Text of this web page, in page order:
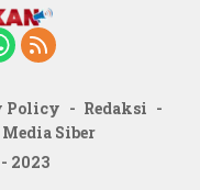
Policy
Redaksi
Siber
2023